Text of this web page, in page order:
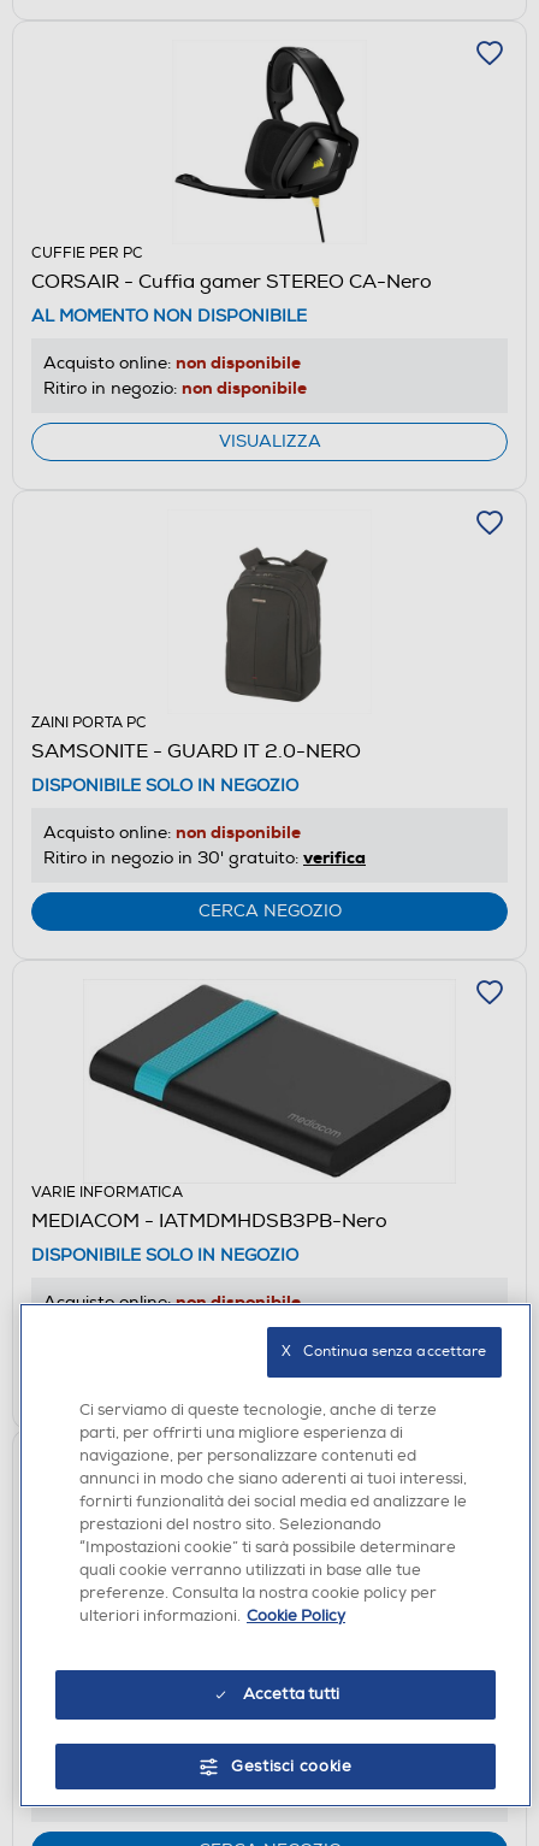
CUFFIE PER PC
CORSAIR - Cuffia gamer STEREO CA-Nero
AL MOMENTO NON DISPONIBILE
Acquisto online: non disponibile
Ritiro in negozio: non disponibile
VISUALIZZA
ZAINI PORTA PC
SAMSONITE - GUARD IT 2.0-NERO
DISPONIBILE SOLO IN NEGOZIO
Acquisto online: non disponibile
Ritiro in negozio in 30' gratuito: verifica
CERCA NEGOZIO
VARIE INFORMATICA
MEDIACOM - IATMDMHDSB3PB-Nero
DISPONIBILE SOLO IN NEGOZIO
Acquisto online:non disponibile
Ritiro in negozio in 30' gratuito:verifica
CERCA NEGOZIO
MEDIACOM - IATMDMMDC323-Silver
DISPONIBILE SOLO IN NEGOZIO
non disponibile
verifica
Ci serviamo di queste tecnologie, anche di terze
parti, per offrirti una migliore esperienza di
navigazione, per personalizzare contenuti ed
annunci in modo che siano aderenti ai tuoi interessi,
fornirti funzionalità dei social media ed analizzare le
prestazioni del nostro sito. Selezionando
“Impostazioni cookie” ti sarà possibile determinare
quali cookie verranno utilizzati in base alle tue
preferenze. Consulta la nostra cookie policy per
ulteriori informazioni. Cookie Policy
Accetta tutti
Gestisci cookie
X   Continua senza accettare